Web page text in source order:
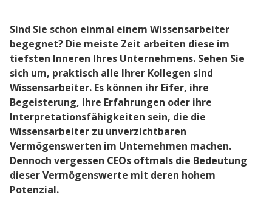
Lösungen
Gesundheitswesen
Performance Support
Service
Implementierungen
Hosting & Sicherheit
Sind Sie schon einmal einem Wissensarbeiter
begegnet? Die meiste Zeit arbeiten diese im
tiefsten Inneren Ihres Unternehmens. Sehen Sie
sich um, praktisch alle Ihrer Kollegen sind
Wissensarbeiter. Es können ihr Eifer, ihre
Begeisterung, ihre Erfahrungen oder ihre
Interpretationsfähigkeiten sein, die die
Wissensarbeiter zu unverzichtbaren
Vermögenswerten im Unternehmen machen.
Dennoch vergessen CEOs oftmals die Bedeutung
dieser Vermögenswerte mit deren hohem
Potenzial.